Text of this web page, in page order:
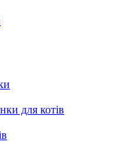
для котів